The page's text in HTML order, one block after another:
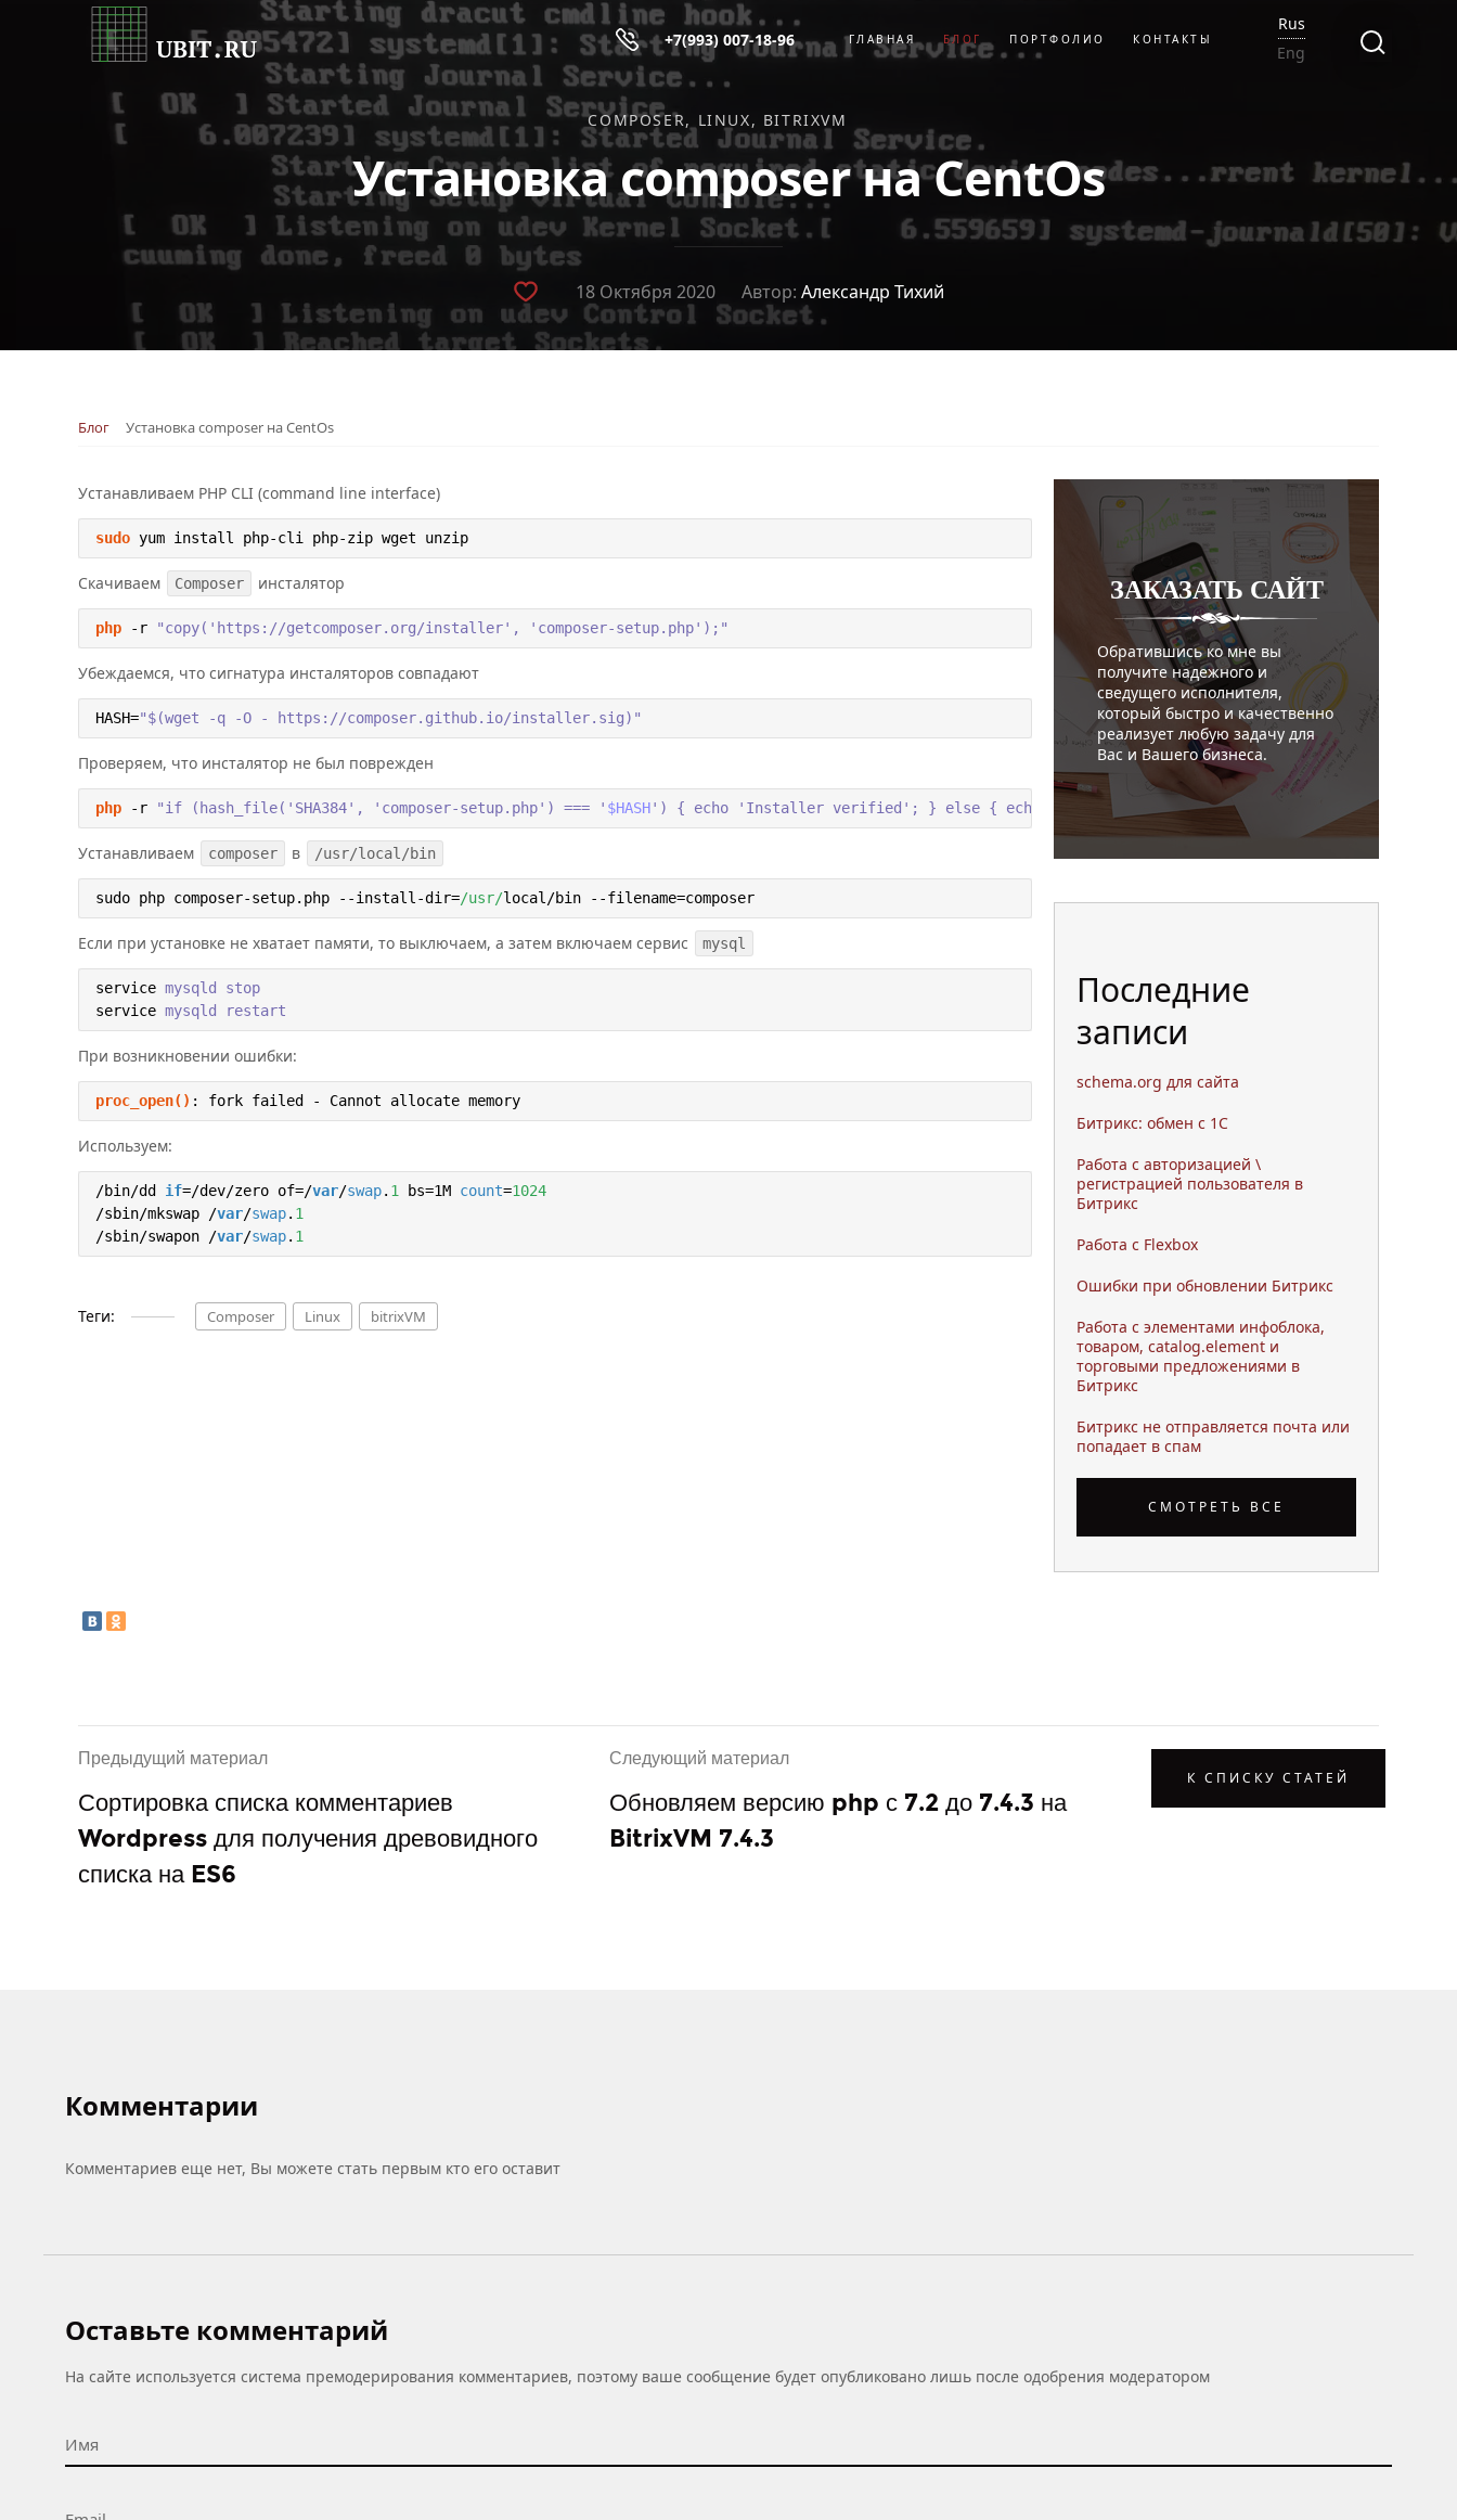
+7(993) 007-18-96 ГЛАВНАЯ БЛОГ ПОРТФОЛИО КОНТАКТЫ
Rus
Eng
COMPOSER LINUX BITRIXVM
Установка composer на CentOs
18 Октября 2020 Автор: Александр Тихий
Блог Установка composer на CentOs
ЗАКАЗАТЬ САЙТ
Обратившись ко мне вы
получите надежного и
сведущего исполнителя,
который быстро и качественно
реализует любую задачу для
Вас и Вашего бизнеса.
Последние
записи
schema.org для сайта
Битрикс: обмен с 1С
Работа с авторизацией \
регистрацией пользователя в
Битрикс
Работа с Flexbox
Ошибки при обновлении Битрикс
Работа с элементами инфоблока,
товаром, catalog.element и
торговыми предложениями в
Битрикс
Битрикс не отправляется почта или
попадает в спам
СМОТРЕТЬ ВСЕ
Устанавливаем PHP CLI (command line interface)
sudo yum install php-cli php-zip wget unzip
Скачиваем Composer инсталятор
php -r "copy('https://getcomposer.org/installer', 'composer-setup.php');"
Убеждаемся, что сигнатура инсталяторов совпадают
HASH="$(wget -q -O - https://composer.github.io/installer.sig)"
Проверяем, что инсталятор не был поврежден
php -r "if (hash_file('SHA384', 'composer-setup.php') === ' $HASH') { echo 'Installer verified'; } else { echo 'Installer corrupt'; unlink('composer-
Устанавливаем composer в /usr/local/bin
sudo php composer-setup.php --install-dir=/usr/local/bin --filename=composer
Если при установке не хватает памяти, то выключаем, а затем включаем сервис mysql
service mysqld stop
service mysqld restart
При возникновении ошибки:
proc_open() : fork failed - Cannot allocate memory
Используем:
/bin/dd if=/dev/zero of=/var/swap. 1 bs=1M count=1024
/sbin/mkswap /var/swap. 1
/sbin/swapon /var/swap. 1
Теги: Composer Linux bitrixVM
Предыдущий материал
Сортировка списка комментариев
Wordpress для получения древовидного
списка на ES6
Следующий материал
Обновляем версию php с 7.2 до 7.4.3 на
BitrixVM 7.4.3
К СПИСКУ СТАТЕЙ
Комментарии
Комментариев еще нет, Вы можете стать первым кто его оставит
Оставьте комментарий
На сайте используется система премодерирования комментариев, поэтому ваше сообщение будет опубликовано лишь после одобрения модератором